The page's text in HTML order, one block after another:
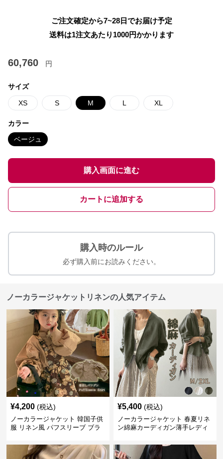
ご注文確定から7~28日でお届け予定
送料は1注文あたり 1000円かかります
60,760 円
サイズ
XS S M L XL
カラー
ベージュ
購入画面に進む
カートに追加する
購入時のルール
必ず購入前にお読みください。
ノーカラージャケットリネンの人気アイテム
¥4,200 (税込)
ノーカラージャケット 韓国子供
服 リネン風 パフスリーブ ブラ
¥5,400 (税込)
ノーカラージャケット 春夏リネ
ン綿麻カーディガン薄手レディ